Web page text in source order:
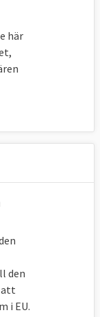
här
den
att
i EU.